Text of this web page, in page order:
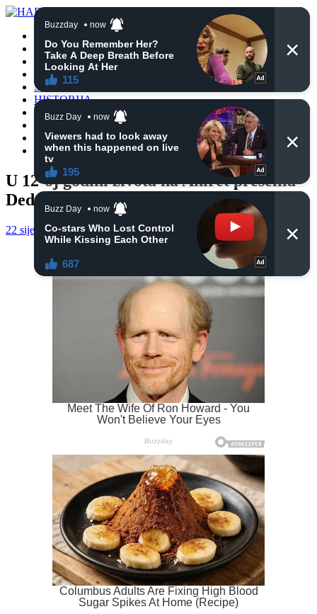
VIJESTI
BIH
TURSKA
SVIJET
HISTORIJA
RELIGIJA
ZANIMLJIVOSTI
CRNA HRONIKA
OBAVIJESTI
U 12-oj godini života na Ahiret preselila
Dedeić (Elvir) Hana
22 siječnja, 2021 haberhana OBAVIJESTI